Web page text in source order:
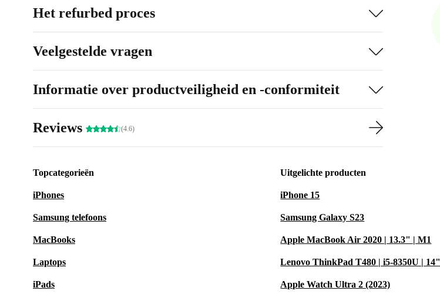
Het refurbed proces
Veelgestelde vragen
Informatie over productveiligheid en -conformiteit
Reviews (4.6)
Topcategorieën
iPhones
Samsung telefoons
MacBooks
Laptops
iPads
Uitgelichte producten
iPhone 15
Samsung Galaxy S23
Apple MacBook Air 2020 | 13.3" | M1
Lenovo ThinkPad T480 | i5-8350U | 14"
Apple Watch Ultra 2 (2023)